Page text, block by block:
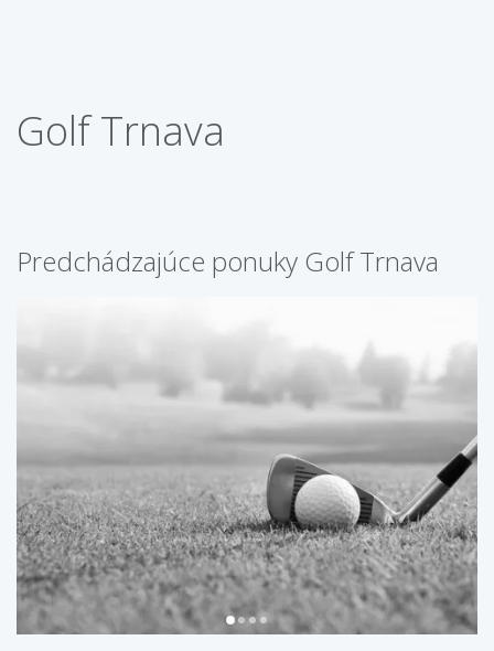
Golf Trnava
Predchádzajúce ponuky Golf Trnava